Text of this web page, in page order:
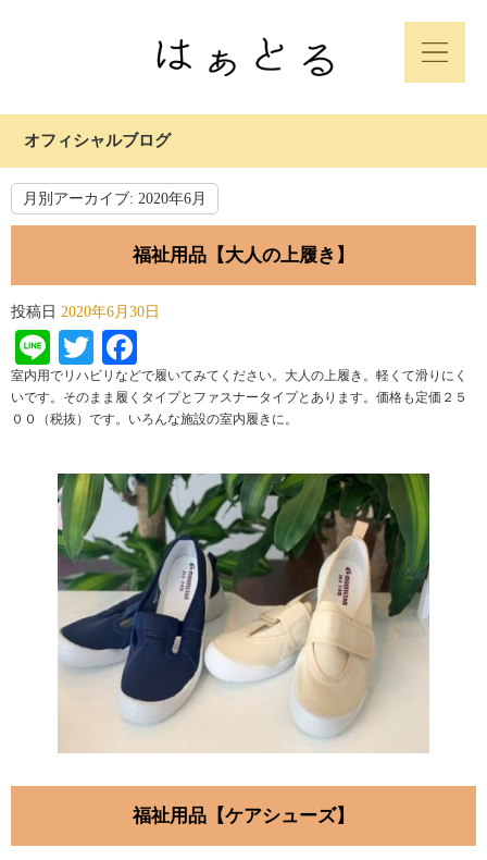
オフィシャルブログ
月別アーカイブ: 2020年6月
福祉用品【大人の上履き】
投稿日 2020年6月30日
LineTwitter
室内用でリハビリなどで履いてみてください。大人の上履き。軽くて滑りにく
いです。そのまま履くタイプとファスナータイプとあります。価格も定価２５
００（税抜）です。いろんな施設の室内履きに。
福祉用品【ケアシューズ】